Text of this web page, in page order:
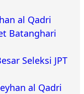
al Qadri
Batanghari
Seleksi JPT
al Qadri